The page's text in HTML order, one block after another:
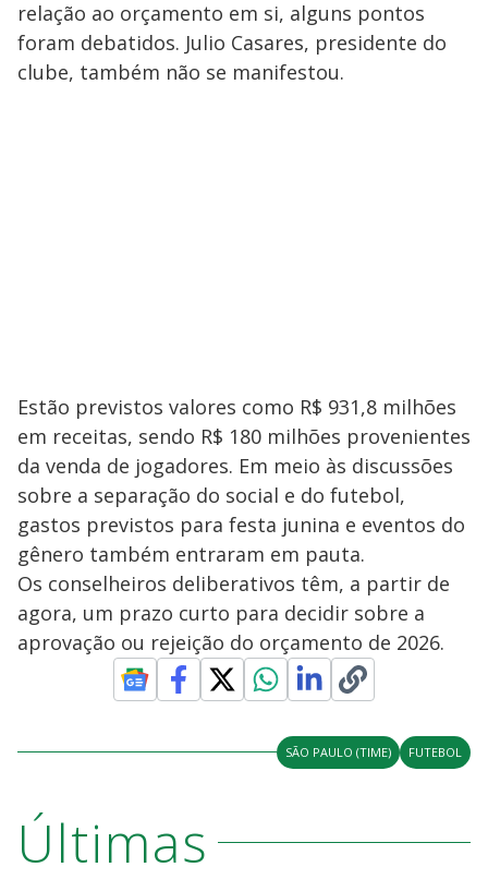
relação ao orçamento em si, alguns pontos
foram debatidos. Julio Casares, presidente do
clube, também não se manifestou.
Estão previstos valores como R$ 931,8 milhões
em receitas, sendo R$ 180 milhões provenientes
da venda de jogadores. Em meio às discussões
sobre a separação do social e do futebol,
gastos previstos para festa junina e eventos do
gênero também entraram em pauta.
Os conselheiros deliberativos têm, a partir de
agora, um prazo curto para decidir sobre a
aprovação ou rejeição do orçamento de 2026.
SÃO PAULO (TIME) FUTEBOL
Últimas